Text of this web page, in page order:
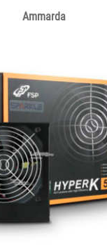
Ammarda